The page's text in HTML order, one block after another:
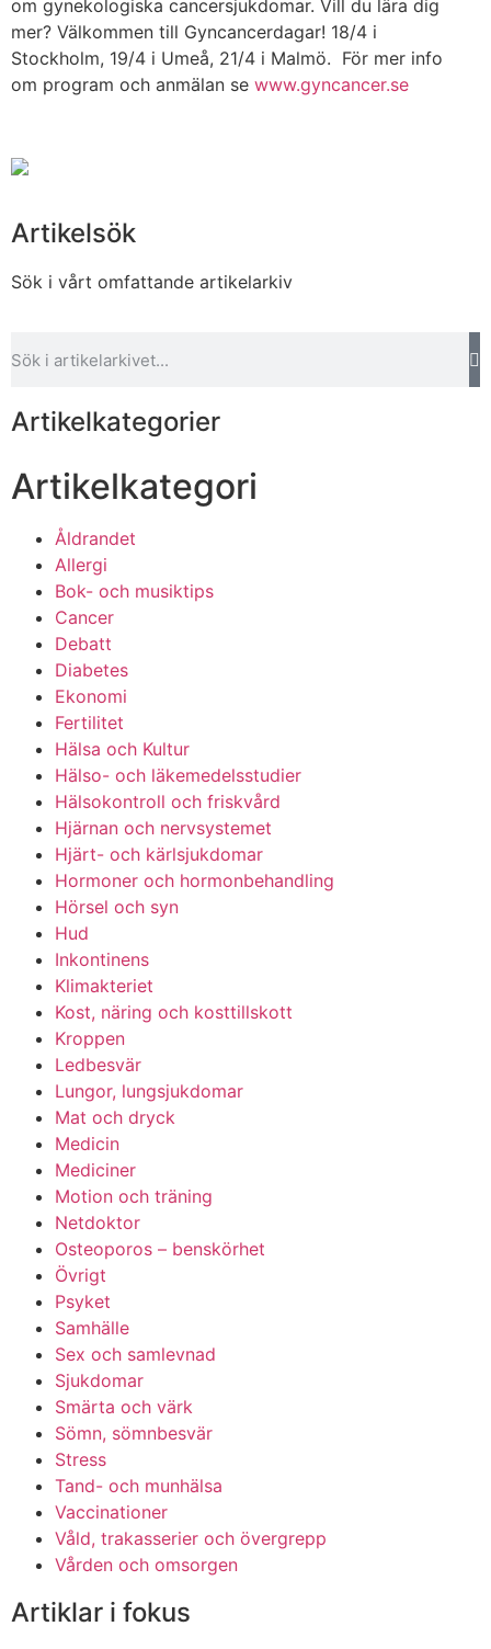
om gynekologiska cancersjukdomar. Vill du lära dig
mer? Välkommen till Gyncancerdagar! 18/4 i
Stockholm, 19/4 i Umeå, 21/4 i Malmö. För mer info
om program och anmälan se www.gyncancer.se
Artikelsök
Sök i vårt omfattande artikelarkiv
Artikelkategorier
Artikelkategori
Åldrandet
Allergi
Bok- och musiktips
Cancer
Debatt
Diabetes
Ekonomi
Fertilitet
Hälsa och Kultur
Hälso- och läkemedelsstudier
Hälsokontroll och friskvård
Hjärnan och nervsystemet
Hjärt- och kärlsjukdomar
Hormoner och hormonbehandling
Hörsel och syn
Hud
Inkontinens
Klimakteriet
Kost, näring och kosttillskott
Kroppen
Ledbesvär
Lungor, lungsjukdomar
Mat och dryck
Medicin
Mediciner
Motion och träning
Netdoktor
Osteoporos – benskörhet
Övrigt
Psyket
Samhälle
Sex och samlevnad
Sjukdomar
Smärta och värk
Sömn, sömnbesvär
Stress
Tand- och munhälsa
Vaccinationer
Våld, trakasserier och övergrepp
Vården och omsorgen
Artiklar i fokus